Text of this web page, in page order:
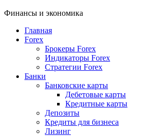
Финансы и экономика
Главная
Forex
Брокеры Forex
Индикаторы Forex
Стратегии Forex
Банки
Банковские карты
Дебетовые карты
Кредитные карты
Депозиты
Кредиты для бизнеса
Лизинг